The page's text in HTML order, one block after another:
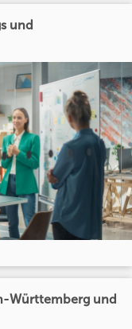
und
Württemberg und